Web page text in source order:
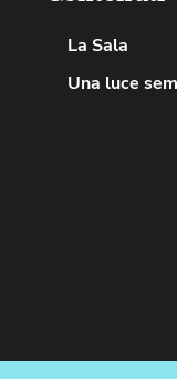
La Sala
Una luce